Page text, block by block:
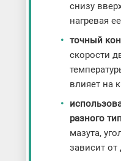
снизу
нагревая
точный
скорости
влияет на
разного
мазута,
зависит от